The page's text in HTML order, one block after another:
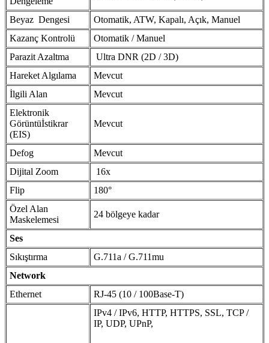
Beyaz Dengesi
Otomatik, ATW, Kapalı, Açık, Manuel
Kazanç Kontrolü
Otomatik / Manuel
Parazit Azaltma
Ultra DNR (2D / 3D)
Hareket Algılama
Mevcut
İlgili Alan
Mevcut
Elektronik
Görüntüİstikrar
(EIS)
Mevcut
Defog
Mevcut
Dijital Zoom
16x
Flip
180°
Özel Alan
Maskelemesi
24 bölgeye kadar
Ses
Sıkıştırma
G.711a / G.711mu
Network
Ethernet
RJ-45 (10 / 100Base-T)
IPv4 / IPv6, HTTP, HTTPS, SSL, TCP /
IP, UDP, UPnP,